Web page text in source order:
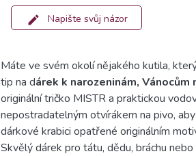
Napište svůj názor
Máte ve svém okolí nějakého kutila,
tip na dárek k narozeninám,
originální tričko MISTR a praktickou
nepostradatelným otvírákem na pivo,
dárkové krabici opatřené originálním
Skvělý dárek pro tátu, dědu, bráchu nebo